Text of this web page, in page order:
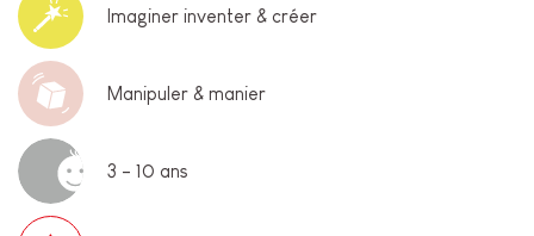
Imaginer inventer & créer
Manipuler & manier
3 - 10 ans